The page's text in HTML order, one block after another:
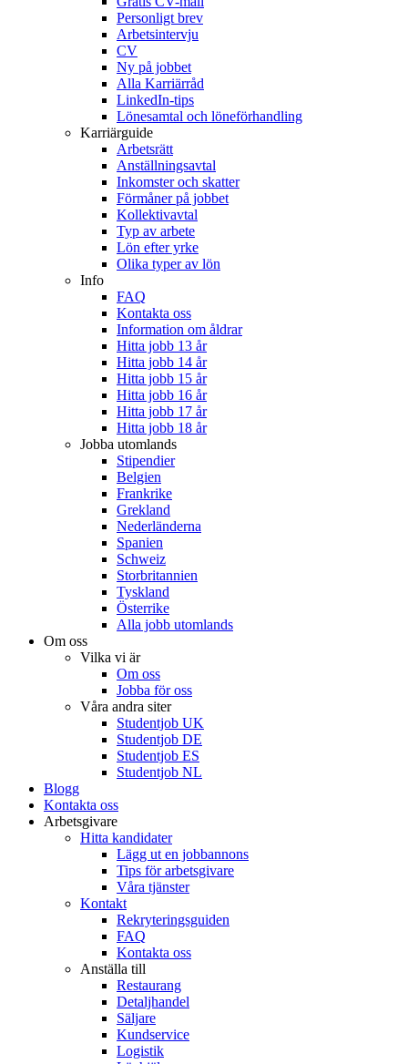
Personligt brev
Arbetsintervju
CV
Ny på jobbet
Alla Karriärråd
LinkedIn-tips
Lönesamtal och löneförhandling
Karriärguide
Arbetsrätt
Anställningsavtal
Inkomster och skatter
Förmåner på jobbet
Kollektivavtal
Typ av arbete
Lön efter yrke
Olika typer av lön
Info
FAQ
Kontakta oss
Information om åldrar
Hitta jobb 13 år
Hitta jobb 14 år
Hitta jobb 15 år
Hitta jobb 16 år
Hitta jobb 17 år
Hitta jobb 18 år
Jobba utomlands
Stipendier
Belgien
Frankrike
Grekland
Nederländerna
Spanien
Schweiz
Storbritannien
Tyskland
Österrike
Alla jobb utomlands
Om oss
Vilka vi är
Om oss
Jobba för oss
Våra andra siter
Studentjob UK
Studentjob DE
Studentjob ES
Studentjob NL
Blogg
Kontakta oss
Arbetsgivare
Hitta kandidater
Lägg ut en jobbannons
Tips för arbetsgivare
Våra tjänster
Kontakt
Rekryteringsguiden
FAQ
Kontakta oss
Anställa till
Restaurang
Detaljhandel
Säljare
Kundservice
Logistik